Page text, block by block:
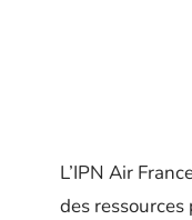
L’IPN Air
des